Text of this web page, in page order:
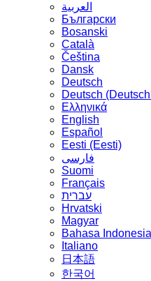
العربية
Български
Bosanski
Сatalà
Čeština
Dansk
Deutsch
Deutsch
Ελληνικά
English
Español
Eesti (Eesti)
فارسی
Suomi
Français
עברית
Hrvatski
Magyar
Bahasa Indonesia
Italiano
日本語
한국어